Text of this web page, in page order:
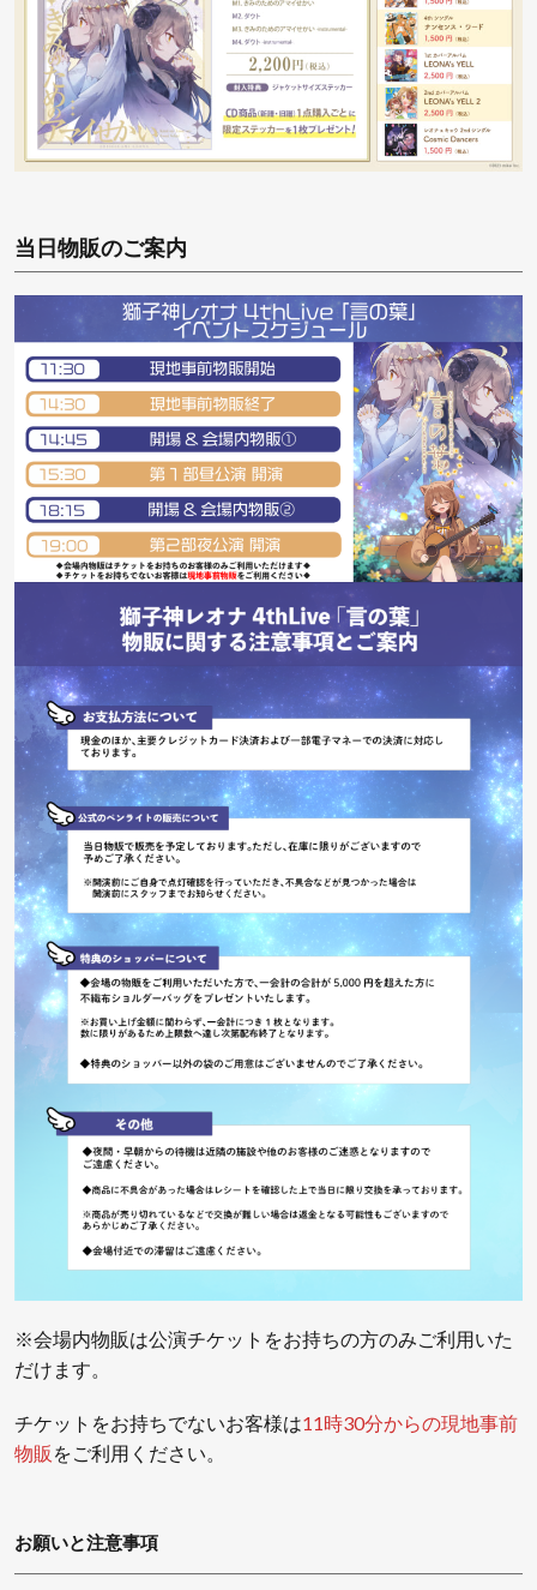
当日物販のご案内
※会場内物販は公演チケットをお持ちの方のみご利用いた
だけます。
チケットをお持ちでないお客様は11時30分からの現地事前
物販 をご利用ください。
お願いと注意事項